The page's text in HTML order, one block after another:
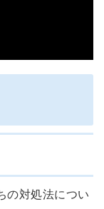
の対処法につい